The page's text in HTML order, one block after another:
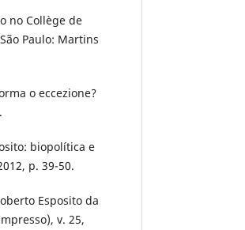
no Collège de
Paulo: Martins
o eccezione?
biopolítica e
p. 39-50.
Esposito da
v. 25,